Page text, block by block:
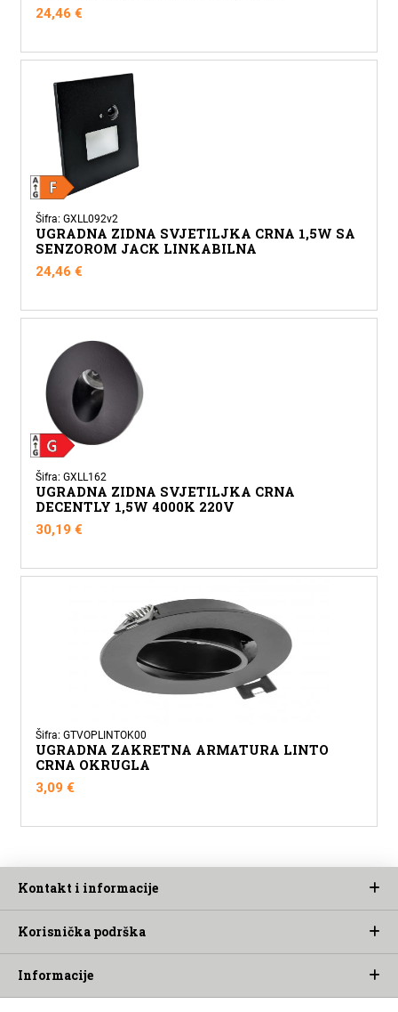
24,46€
Šifra: GXLL092v2
UGRADNA ZIDNA SVJETILJKA CRNA 1,5W SA
SENZOROM JACK LINKABILNA
24,46€
Šifra: GXLL162
UGRADNA ZIDNA SVJETILJKA CRNA
DECENTLY 1,5W 4000K 220V
30,19€
Šifra: GTVOPLINTOK00
UGRADNA ZAKRETNA ARMATURA LINTO
CRNA OKRUGLA
3,09€
Kontakt i informacije
Korisnička podrška
Informacije